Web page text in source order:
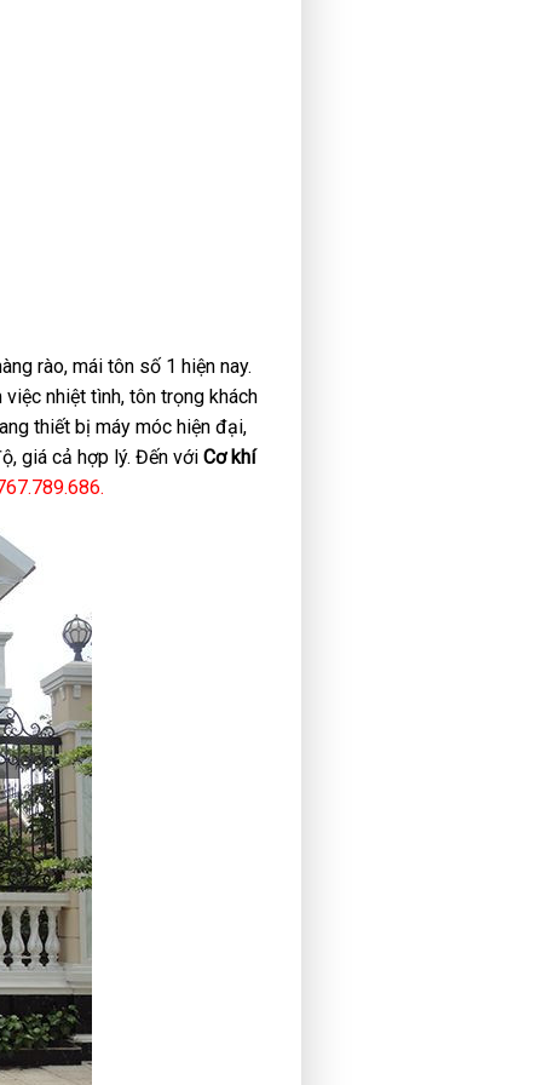
rào, mái tôn số 1 hiện nay.
nhiệt tình, tôn trọng khách
thiết bị máy móc hiện đại,
giá cả hợp lý. Đến với Cơ khí